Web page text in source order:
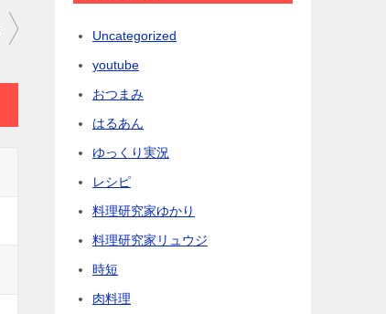
Uncategorized
youtube
おつまみ
はるあん
ゆっくり実況
レシピ
料理研究家ゆかり
料理研究家リュウジ
時短
肉料理